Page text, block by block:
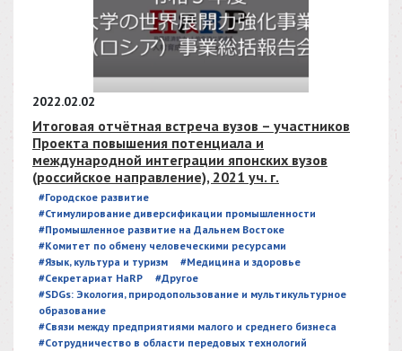
2022.02.02
Итоговая отчётная встреча вузов – участников
Проекта повышения потенциала и
международной интеграции японских вузов
(российское направление), 2021 уч. г.
#Городское развитие
#Стимулирование диверсификации промышленности
#Промышленное развитие на Дальнем Востоке
#Комитет по обмену человеческими ресурсами
#Язык, культура и туризм
#Медицина и здоровье
#Секретариат HaRP
#Другое
#SDGs: Экология, природопользование и мультикультурное
образование
#Связи между предприятиями малого и среднего бизнеса
#Сотрудничество в области передовых технологий